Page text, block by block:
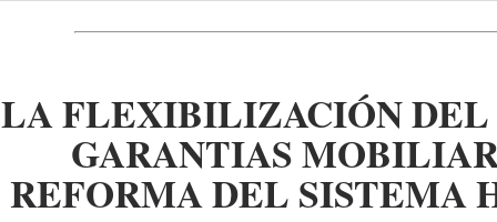
LA FLEXIBILIZACIÓN DEL
GARANTIAS
REFORMA DEL SISTEMA